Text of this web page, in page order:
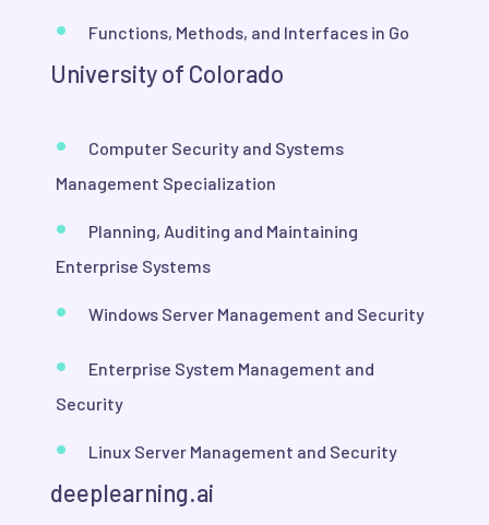
Functions, Methods, and Interfaces in Go
University of Colorado
Computer Security and Systems
Management Specialization
Planning, Auditing and Maintaining
Enterprise Systems
Windows Server Management and Security
Enterprise System Management and
Security
Linux Server Management and Security
deeplearning.ai